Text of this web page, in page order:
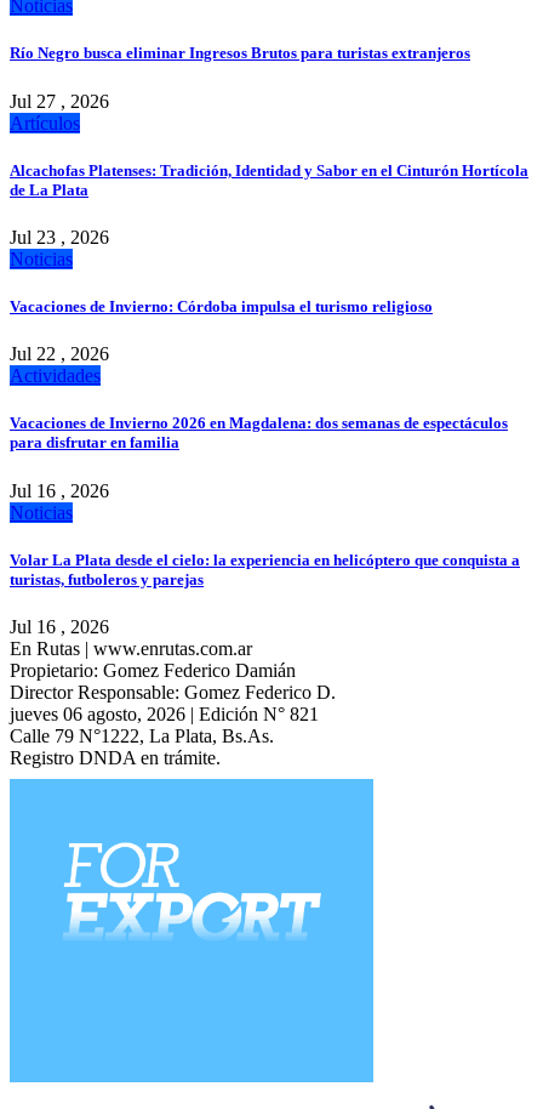
Noticias
Río Negro busca eliminar Ingresos Brutos para turistas extranjeros
Jul 27 , 2026
Artículos
Alcachofas Platenses: Tradición, Identidad y Sabor en el Cinturón Hortícola
de La Plata
Jul 23 , 2026
Noticias
Vacaciones de Invierno: Córdoba impulsa el turismo religioso
Jul 22 , 2026
Actividades
Vacaciones de Invierno 2026 en Magdalena: dos semanas de espectáculos
para disfrutar en familia
Jul 16 , 2026
Noticias
Volar La Plata desde el cielo: la experiencia en helicóptero que conquista a
turistas, futboleros y parejas
Jul 16 , 2026
En Rutas | www.enrutas.com.ar
Propietario: Gomez Federico Damián
Director Responsable: Gomez Federico D.
jueves 06 agosto, 2026 | Edición N° 821
Calle 79 N°1222, La Plata, Bs.As.
Registro DNDA en trámite.